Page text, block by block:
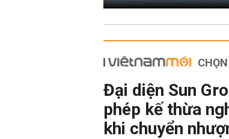
CHỌN
Đại diện Sun
phép kế thừa
khi chuyển